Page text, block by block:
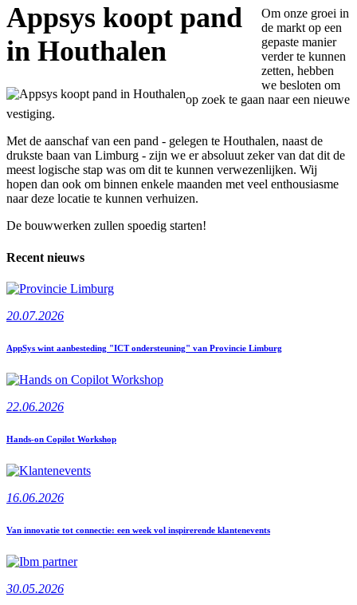
Appsys koopt pand
in Houthalen
Om onze groei in
de markt op een
gepaste manier
verder te kunnen
zetten, hebben
we besloten om
op zoek te gaan naar een nieuwe
vestiging.
Met de aanschaf van een pand - gelegen te Houthalen, naast de
drukste baan van Limburg - zijn we er absoluut zeker van dat dit de
meest logische stap was om dit te kunnen verwezenlijken. Wij
hopen dan ook om binnen enkele maanden met veel enthousiasme
naar deze locatie te kunnen verhuizen.
De bouwwerken zullen spoedig starten!
Recent nieuws
20.07.2026
AppSys wint aanbesteding "ICT ondersteuning" van Provincie Limburg
22.06.2026
Hands-on Copilot Workshop
16.06.2026
Van innovatie tot connectie: een week vol inspirerende klantenevents
30.05.2026